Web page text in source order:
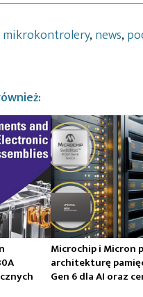
mikrokontrolery, news,
Microchip i Micron
architekturę
Gen 6 dla AI oraz